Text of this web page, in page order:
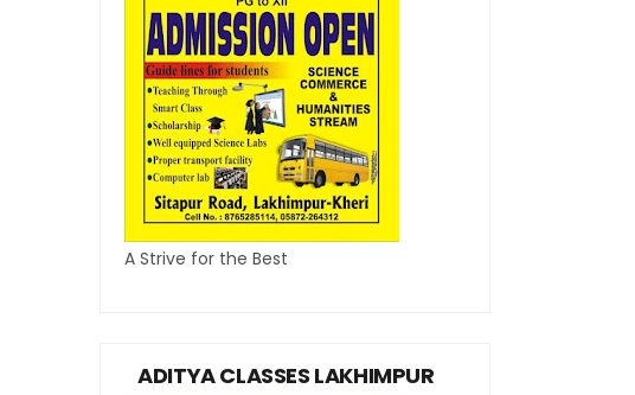
A Strive for the Best
ADITYA CLASSES LAKHIMPUR